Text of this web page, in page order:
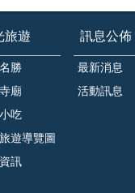
旅遊
勝
廟
吃
遊導覽圖
訊
訊息公佈
最新消息
活動訊息